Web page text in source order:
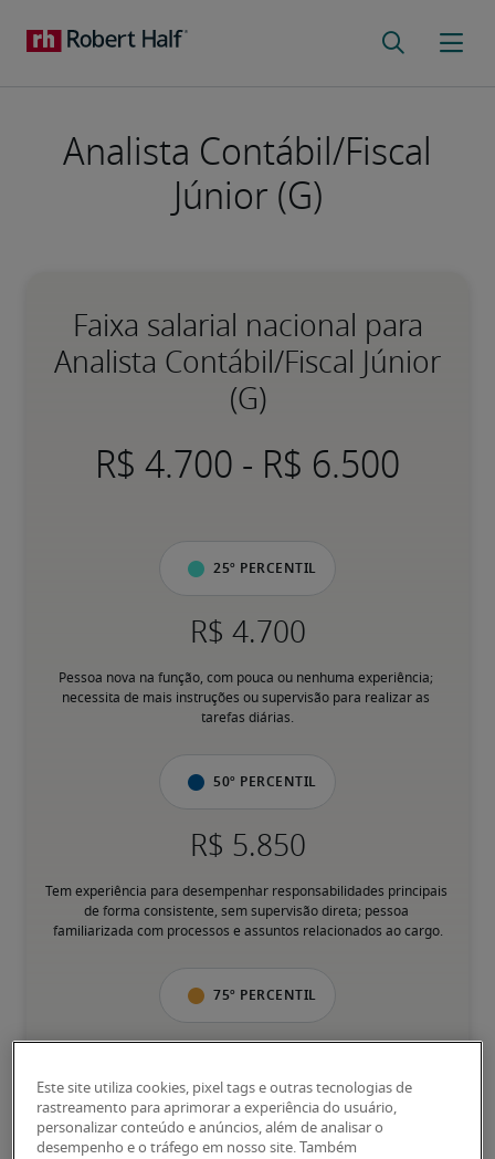
Analista Contábil/Fiscal
Júnior (G)
Faixa salarial nacional para
Analista Contábil/Fiscal Júnior
(G)
-
25º percentil
Pessoa nova na função, com pouca ou nenhuma experiência;
necessita de mais instruções ou supervisão para realizar as
tarefas diárias.
50º percentil
Tem experiência para desempenhar responsabilidades principais
de forma consistente, sem supervisão direta; pessoa
familiarizada com processos e assuntos relacionados ao cargo.
75º percentil
Valor da pessoa para a organização vai além da execução das
tarefas normais; possui qualificações diferenciadas, além de
especializações e certificações; pessoa pronta para avançar.
Este site utiliza cookies, pixel tags e outras tecnologias de
rastreamento para aprimorar a experiência do usuário,
personalizar conteúdo e anúncios, além de analisar o
desempenho e o tráfego em nosso site. Também